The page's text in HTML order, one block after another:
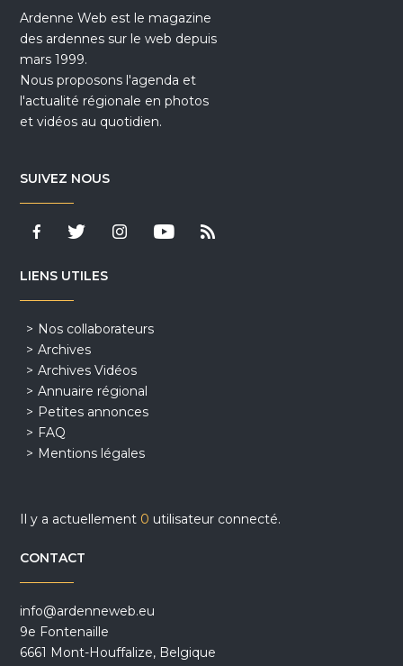
Ardenne Web est le magazine
des ardennes sur le web depuis
mars 1999.
Nous proposons l'agenda et
l'actualité régionale en photos
et vidéos au quotidien.
SUIVEZ NOUS
LIENS UTILES
Nos collaborateurs
Archives
Archives Vidéos
Annuaire régional
Petites annonces
FAQ
Mentions légales
Il y a actuellement 0 utilisateur connecté.
CONTACT
info@ardenneweb.eu
9e Fontenaille
6661 Mont-Houffalize, Belgique